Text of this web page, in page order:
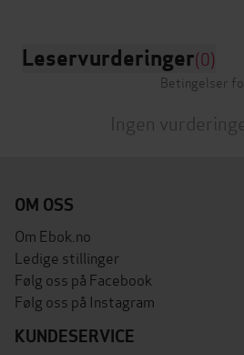
Leservurderinger(0)
Betingelser
Ingen
OM OSS
Om Ebok.no
Ledige stillinger
Følg oss på Facebook
Følg oss på Instagram
KUNDESERVICE